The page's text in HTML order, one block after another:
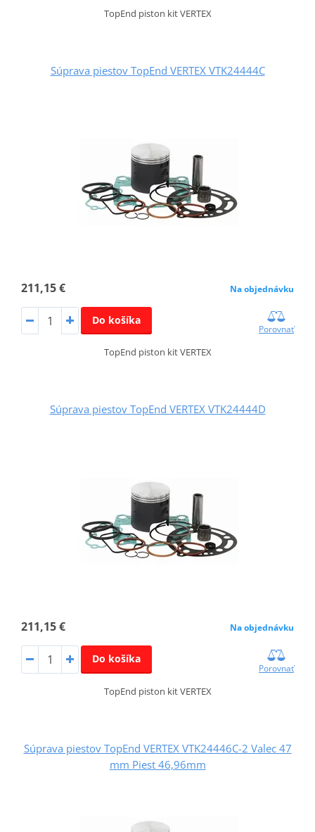
TopEnd piston kit VERTEX
Súprava piestov TopEnd VERTEX VTK24444C
211,15 € Na objednávku
Do košíka
Porovnať
TopEnd piston kit VERTEX
Súprava piestov TopEnd VERTEX VTK24444D
211,15 € Na objednávku
Do košíka
Porovnať
TopEnd piston kit VERTEX
Súprava piestov TopEnd VERTEX VTK24446C-2 Valec 47
mm Piest 46,96mm